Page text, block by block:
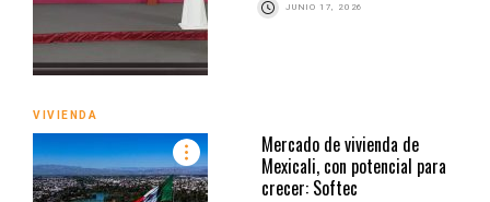
JUNIO 17, 2026
VIVIENDA
Mercado de vivienda de
Mexicali, con potencial para
crecer: Softec